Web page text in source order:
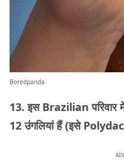
Boredpanda
13. इस Brazilian परिवार
12 उंगलियां हैं (इसे